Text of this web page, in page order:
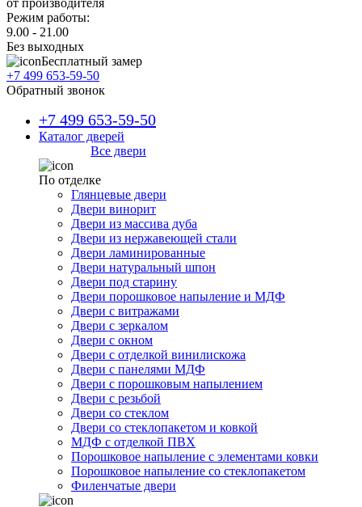
от производителя
Режим работы:
9.00 - 21.00
Без выходных
Бесплатный замер
+7 499 653-59-50
Обратный звонок
+7 499 653-59-50
Каталог дверей
Все двери
По отделке
Глянцевые двери
Двери винорит
Двери из массива дуба
Двери из нержавеющей стали
Двери ламинированные
Двери натуральный шпон
Двери под старину
Двери порошковое напыление и МДФ
Двери с витражами
Двери с зеркалом
Двери с окном
Двери с отделкой винилискожа
Двери с панелями МДФ
Двери с порошковым напылением
Двери с резьбой
Двери со стеклом
Двери со стеклопакетом и ковкой
МДФ с отделкой ПВХ
Порошковое напыление с элементами ковки
Порошковое напыление со стеклопакетом
Филенчатые двери